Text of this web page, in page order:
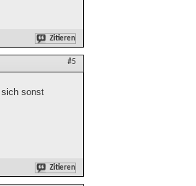
Zitieren
#5
sich sonst
Zitieren